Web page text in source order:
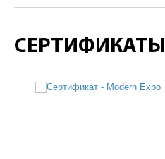
СЕРТИФИКАТЫ